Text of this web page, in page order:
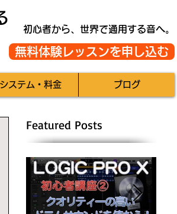
初心者から、世界で通用する音へ。
無料体験レッスンを申し込む
システム・料金 ブログ
Featured Posts